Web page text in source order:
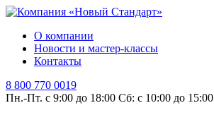
О компании
Новости и мастер-классы
Контакты
8 800 770 0019
Пн.-Пт. с 9:00 до 18:00 Сб: с 10:00 до 15:00